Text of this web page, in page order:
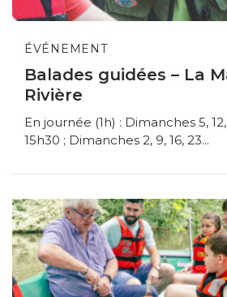
ÉVÉNEMENT
Balades guidées – La
Rivière
En journée (1h) : Dimanches 5,
15h30 ; Dimanches 2, 9, 16, 23...